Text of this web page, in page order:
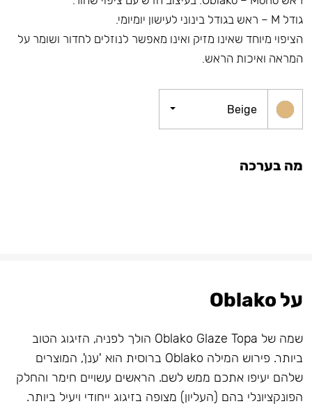
גודל M – ראש בגודל בינוני לעישון יומיומי.
הציפוי מיוחד שאינו מזיק ואינו מאפשר לנוזלים לחדור ושומר על
המראה ואיכות הראש.
Beige
מה בערכה
על Oblako
שמה של Oblako Glaze Topa הולך לפניה, הזיגוג הטוב
ביותר. פירוש המילה Oblako ברוסית הוא 'ענן', המוצרים
שלהם יעיפו אתכם ממש לשם. הראשים עשויים חימר והחלק
הפונקציונלי בהם (העליון) מצופה בזיגוג ייחודי ויעיל ביותר.